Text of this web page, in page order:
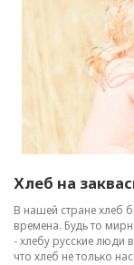
Хлеб на
В нашей стране хлеб
времена. Будь то
- хлебу русские люди
что хлеб не только